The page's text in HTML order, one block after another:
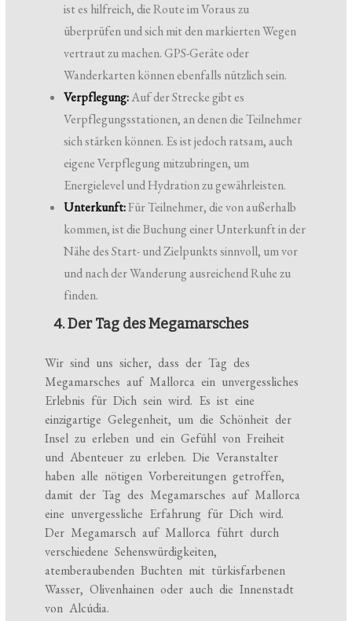
ist es hilfreich, die Route im Voraus zu
überprüfen und sich mit den markierten Wegen
vertraut zu machen. GPS-Geräte oder
Wanderkarten können ebenfalls nützlich sein.
Verpflegung:Auf der Strecke gibt es
Verpflegungsstationen, an denen die Teilnehmer
sich stärken können. Es ist jedoch ratsam, auch
eigene Verpflegung mitzubringen, um
Energielevel und Hydration zu gewährleisten.
Unterkunft:Für Teilnehmer, die von außerhalb
kommen, ist die Buchung einer Unterkunft in der
Nähe des Start- und Zielpunkts sinnvoll, um vor
und nach der Wanderung ausreichend Ruhe zu
finden.
4. Der Tag des Megamarsches
Wir sind uns sicher, dass der Tag des
Megamarsches auf Mallorca ein unvergessliches
Erlebnis für Dich sein wird. Es ist eine
einzigartige Gelegenheit, um die Schönheit der
Insel zu erleben und ein Gefühl von Freiheit
und Abenteuer zu erleben. Die Veranstalter
haben alle nötigen Vorbereitungen getroffen,
damit der Tag des Megamarsches auf Mallorca
eine unvergessliche Erfahrung für Dich wird.
Der Megamarsch auf Mallorca führt durch
verschiedene Sehenswürdigkeiten,
atemberaubenden Buchten mit türkisfarbenen
Wasser, Olivenhainen oder auch die Innenstadt
von Alcúdia.